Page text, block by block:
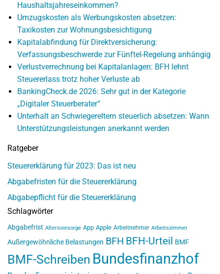
Haushaltsjahreseinkommen?
Umzugskosten als Werbungskosten absetzen:
Taxikosten zur Wohnungsbesichtigung
Kapitalabfindung für Direktversicherung:
Verfassungsbeschwerde zur Fünftel-Regelung anhängig
Verlustverrechnung bei Kapitalanlagen: BFH lehnt
Steuererlass trotz hoher Verluste ab
BankingCheck.de 2026: Sehr gut in der Kategorie
„Digitaler Steuerberater“
Unterhalt an Schwiegereltern steuerlich absetzen: Wann
Unterstützungsleistungen anerkannt werden
Ratgeber
Steuererklärung für 2023: Das ist neu
Abgabefristen für die Steuererklärung
Abgabepflicht für die Steuererklärung
Schlagwörter
Abgabefrist Altersvorsorge App Apple Arbeitnehmer Arbeitszimmer
Außergewöhnliche Belastungen BFH BFH-Urteil BMF
BMF-Schreiben Bundesfinanzhof